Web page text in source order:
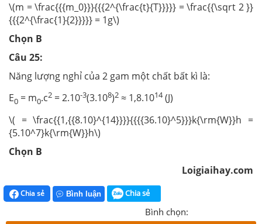
\(m = \frac{{{m_0}}}{{{2^{\frac{t}{T}}}}} = \frac{{\sqrt 2 }}
{{{2^{\frac{1}{2}}}}} = 1g\)
Chọn B
Câu 25:
Năng lượng nghỉ của 2 gam một chất bất kì là:
E0 = m0.c2 = 2.10-3(3.108)2 ≈ 1,8.1014(J)
\( = \frac{{1,{{8.10}^{14}}}}{{{{36.10}^5}}}k{\rm{W}}h =
{5.10^7}k{\rm{W}}h\)
Chọn B
Loigiaihay.com
Chia sẻ Bình luận Chia sẻ
Bình chọn: